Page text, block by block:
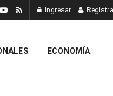
Ingresar
ECONOMÍA